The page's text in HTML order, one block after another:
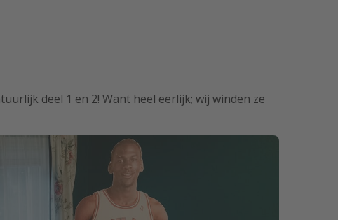
deel 1 en 2! Want heel eerlijk; wij winden ze